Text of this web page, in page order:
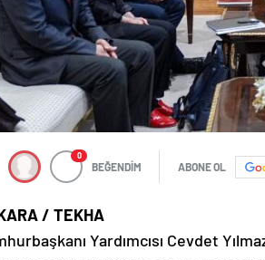
0
BEĞENDİM ABONE OL
/ TEKHA
Yardımcısı Cevdet